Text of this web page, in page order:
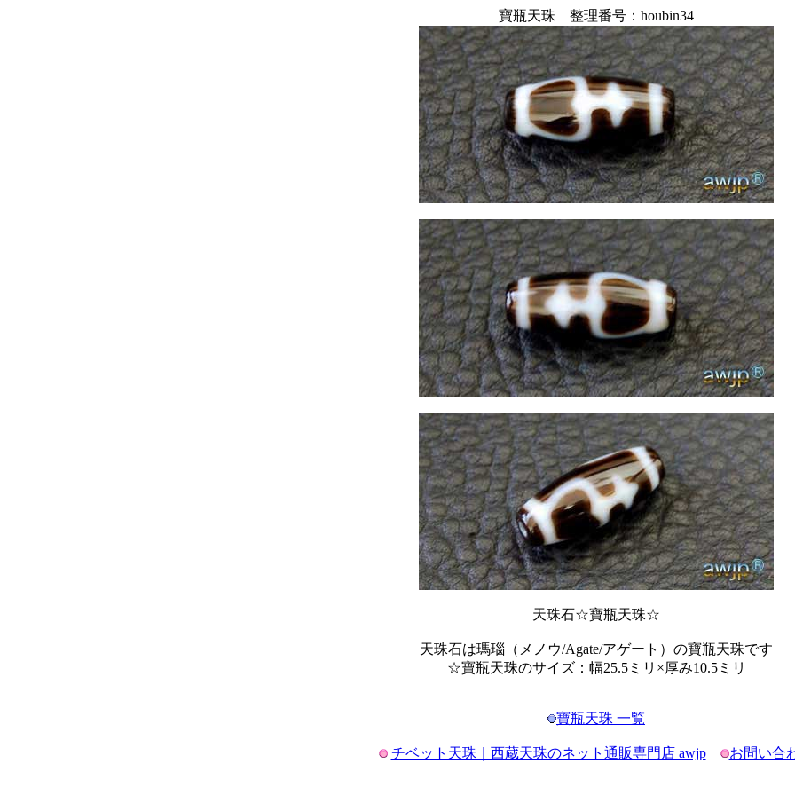
寶瓶天珠 整理番号：houbin34
天珠石☆寶瓶天珠☆
天珠石は瑪瑙（メノウ/Agate/アゲート）の寶瓶天珠です
☆寶瓶天珠のサイズ：幅25.5ミリ×厚み10.5ミリ
寶瓶天珠 一覧
チベット天珠｜西蔵天珠のネット通販専門店 awjp お問い合